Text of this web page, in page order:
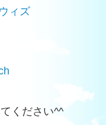
ィズ
ください^^